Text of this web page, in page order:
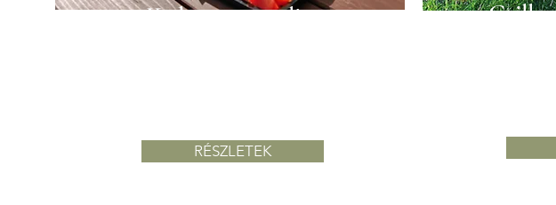
Kedvenc reggelim
RÉSZLETEK